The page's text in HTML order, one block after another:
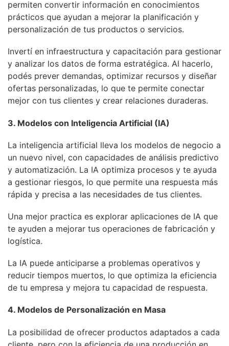
permiten convertir información en conocimientos
prácticos que ayudan a mejorar la planificación y
personalización de tus productos o servicios.
Invertí en infraestructura y capacitación para gestionar
y analizar los datos de forma estratégica. Al hacerlo,
podés prever demandas, optimizar recursos y diseñar
ofertas personalizadas, lo que te permite conectar
mejor con tus clientes y crear relaciones duraderas.
3. Modelos con Inteligencia Artificial (IA)
La inteligencia artificial lleva los modelos de negocio a
un nuevo nivel, con capacidades de análisis predictivo
y automatización. La IA optimiza procesos y te ayuda
a gestionar riesgos, lo que permite una respuesta más
rápida y precisa a las necesidades de tus clientes.
Una mejor practica es explorar aplicaciones de IA que
te ayuden a mejorar tus operaciones de fabricación y
logística.
La IA puede anticiparse a problemas operativos y
reducir tiempos muertos, lo que optimiza la eficiencia
de tu empresa y mejora tu capacidad de respuesta.
4. Modelos de Personalización en Masa
La posibilidad de ofrecer productos adaptados a cada